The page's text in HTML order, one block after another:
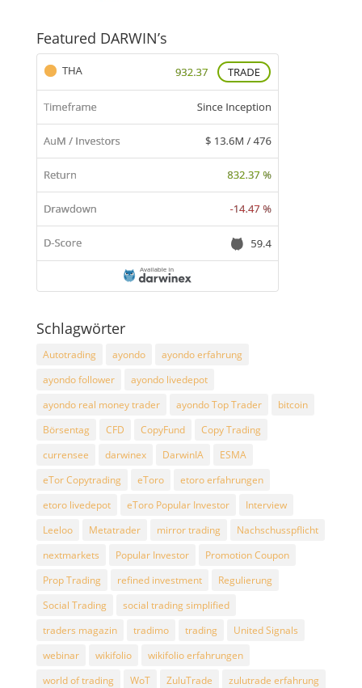
Featured DARWIN’s
Schlagwörter
Autotrading ayondo
ayondo erfahrung
ayondo follower
ayondo livedepot
ayondo real money trader
ayondo Top Trader
bitcoin
Börsentag
CFD CopyFund
Copy Trading
currensee
darwinex DarwinIA
ESMA
eTor Copytrading
eToro
etoro erfahrungen
etoro livedepot
eToro Popular Investor
Interview
Leeloo
Metatrader mirror trading
Nachschusspflicht
nextmarkets
Popular Investor
Promotion Coupon
Prop Trading
refined investment
Regulierung
Social Trading
social trading simplified
traders magazin
tradimo trading
United Signals
webinar
wikifolio
wikifolio erfahrungen
world of trading
WoT ZuluTrade zulutrade erfahrung